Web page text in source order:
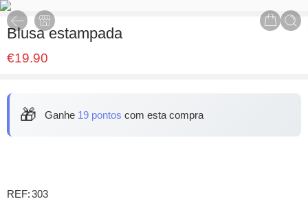
Blusa estampada
€19.90
🎁 Ganhe 19 pontos com esta compra
REF:303